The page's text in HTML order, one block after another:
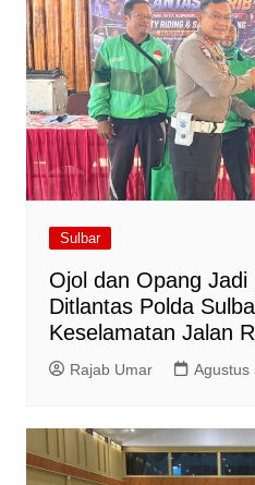
Sulbar
Ojol dan Opang Jadi
Ditlantas Polda
Keselamatan Jalan
Rajab Umar Agustus